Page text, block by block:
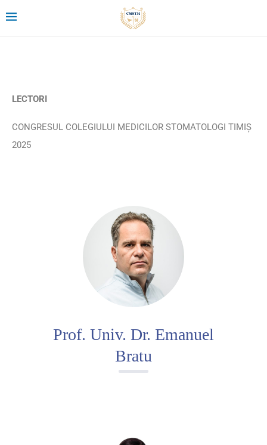
LECTORI
CONGRESUL COLEGIULUI MEDICILOR STOMATOLOGI TIMIȘ
2025
Prof. Univ. Dr. Emanuel
Bratu